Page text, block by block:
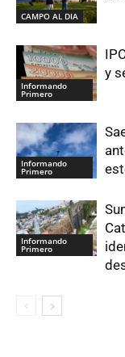
CAMPO AL DIA
Informando
Primero
y
Informando
Primero
Informando
Primero